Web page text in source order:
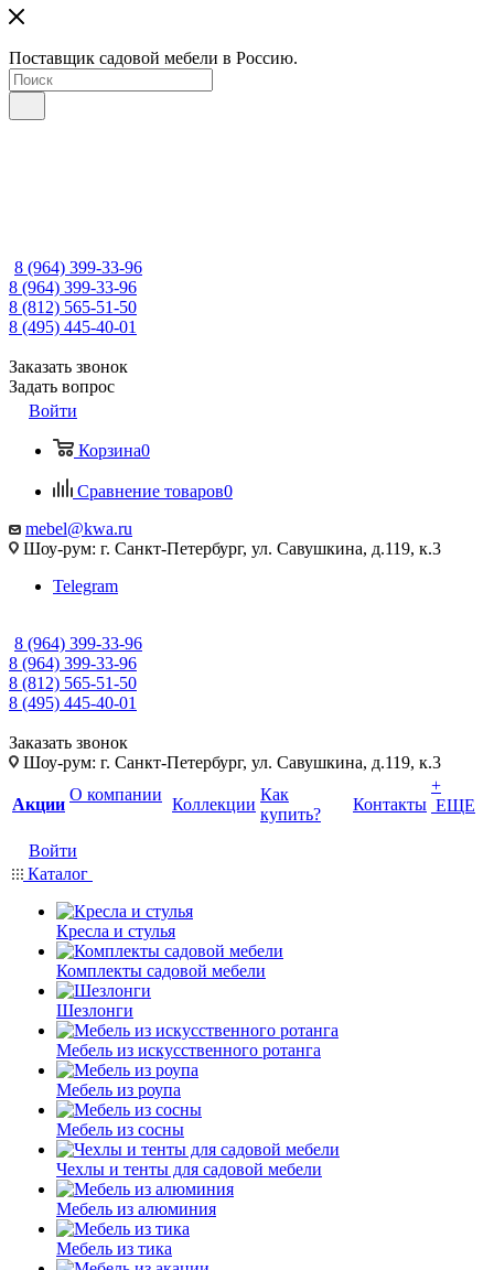
Поставщик садовой мебели в Россию.
8 (964) 399-33-96
8 (964) 399-33-96
8 (812) 565-51-50
8 (495) 445-40-01
Заказать звонок
Задать вопрос
Войти
Корзина0
Сравнение товаров0
mebel@kwa.ru
Шоу-рум: г. Санкт-Петербург, ул. Савушкина, д.119, к.3
Telegram
8 (964) 399-33-96
8 (964) 399-33-96
8 (812) 565-51-50
8 (495) 445-40-01
Заказать звонок
Шоу-рум: г. Санкт-Петербург, ул. Савушкина, д.119, к.3
Акции
О компании
Коллекции
Как
купить?
Контакты
+
ЕЩЕ
Войти
Каталог
Кресла и стулья
Комплекты садовой мебели
Шезлонги
Мебель из искусственного ротанга
Мебель из роупа
Мебель из сосны
Чехлы и тенты для садовой мебели
Мебель из алюминия
Мебель из тика